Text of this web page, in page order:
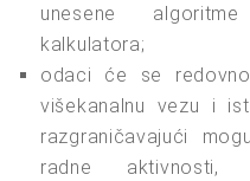
unesene
kalkulatora;
odaci će se
višekanalnu vezu i
razgraničavajući
radne aktivnosti,